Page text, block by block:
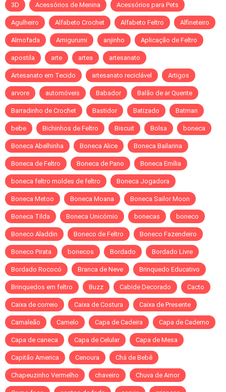
3D Acessórios de Menina Acessórios para Pets
Agulheiro Alfabeto Crochet Alfabeto Feltro Alfineteiro
Almofada Amigurumi anjinho Aplicação de Feltro
apostila arte artea artesanato
Artesanato em Tecido artesanato reciclável Artigos
arvore automóveis Babador Balão de ar Quente
Barradinho de Crochet Bastidor Batizado Batman
bebe Bichinhos de Feltro Biscuit Bolsa boneca
Boneca Abelhinha Boneca Alice Boneca Bailarina
Boneca de Feltro Boneca de Pano Boneca Emília
boneca feltro moldes de feltro Boneca Jogadora
Boneca Metoo Boneca Moana Boneca Sailor Moon
Boneca Tilda Boneca Unicórnio bonecas boneco
Boneco Aladdin Boneco de Feltro Boneco Fazendeiro
Boneco Pirata bonecos Bordado Bordado Livre
Bordado Rococó Branca de Neve Brinquedo Educativo
Brinquedos em feltro Buzz Cabide Decorado Cacto
Caixa de correio Caixa de Costura Caixa de Presente
Camaleão Camelo Capa de Cadeira Capa de Caderno
Capa de caneca Capa de Celular Capa de Mesa
Capitão America Cenoura Chá de Bebê
Chapeuzinho Vermelho chaveiro Chuva de Amor